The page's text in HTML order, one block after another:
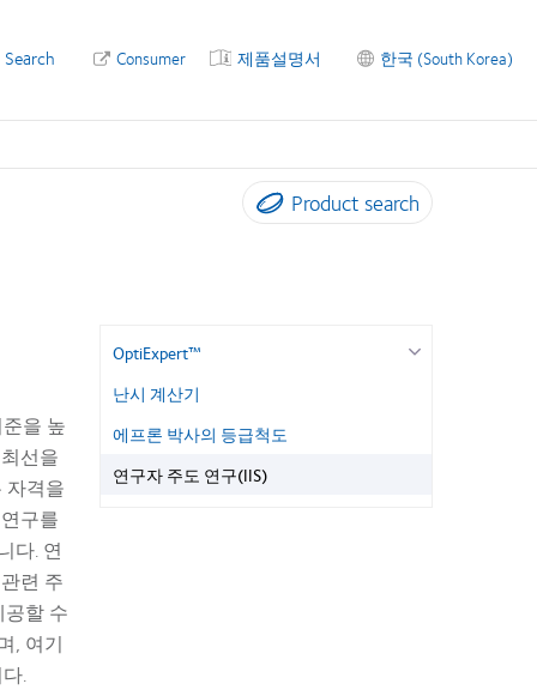
한국 (South Korea)
제품설명서
Consumer
Search
Product search
을 높
선을
자격을
구를
다. 연
련 주
할 수
, 여기
.
OptiExpert™
난시 계산기
에프론 박사의 등급척도
연구자 주도 연구(IIS)